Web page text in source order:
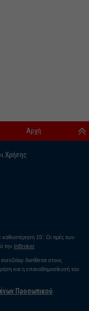
Χρήσης
Αρχή
καθυστέρηση 15’. Οι τιμές των
την InBroker
διατίθεται στους
και η επαναδημοσίευσή του
Προσωπικού